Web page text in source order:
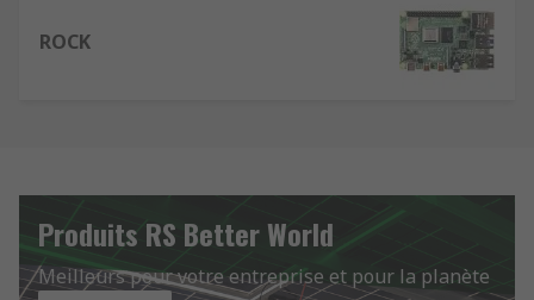
ROCK
Produits RS Better World
Meilleurs pour votre entreprise et pour la planète